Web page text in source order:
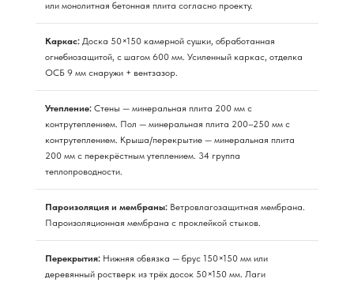
или монолитная бетонная плита согласно проекту.
Каркас: Доска 50×150 камерной сушки, обработанная
огнебиозащитой, с шагом 600 мм. Усиленный каркас, отделка
ОСБ 9 мм снаружи + вентзазор.
Утепление: Стены — минеральная плита 200 мм с
контрутеплением. Пол — минеральная плита 200–250 мм с
контрутеплением. Крыша/перекрытие — минеральная плита
200 мм с перекрёстным утеплением. 34 группа
теплопроводности.
Пароизоляция и мембраны: Ветровлагозащитная мембрана.
Пароизоляционная мембрана с проклейкой стыков.
Перекрытия: Нижняя обвязка — брус 150×150 мм или
деревянный ростверк из трёх досок 50×150 мм. Лаги